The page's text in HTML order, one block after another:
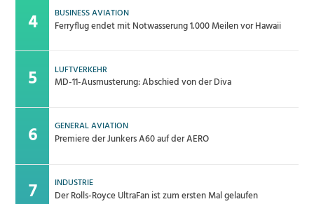
BUSINESS AVIATION
Ferryflug endet mit Notwasserung 1.000 Meilen vor Hawaii
LUFTVERKEHR
MD-11-Ausmusterung: Abschied von der Diva
GENERAL AVIATION
Premiere der Junkers A60 auf der AERO
INDUSTRIE
Der Rolls-Royce UltraFan ist zum ersten Mal gelaufen